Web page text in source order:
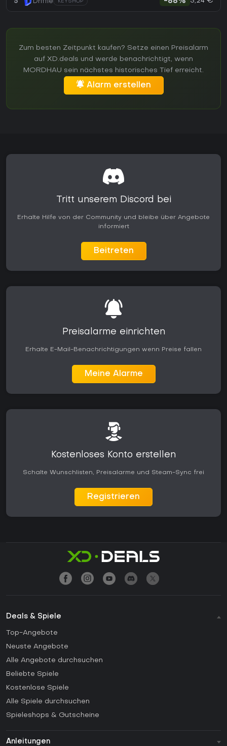
KEYSHOP -88%
Zum besten Zeitpunkt kaufen? Setze einen Preisalarm
auf XD.deals und werde benachrichtigt, wenn
MORDHAU sein nächstes historisches Tief erreicht.
Alarm erstellen
Tritt unserem Discord bei
Erhalte Hilfe von der Community und bleibe über Angebote
informiert
Beitreten
Preisalarme einrichten
Erhalte E-Mail-Benachrichtigungen wenn Preise fallen
Meine Alarme
Kostenloses Konto erstellen
Schalte Wunschlisten, Preisalarme und Steam-Sync frei
Registrieren
Deals & Spiele
Top-Angebote
Neuste Angebote
Alle Angebote durchsuchen
Beliebte Spiele
Kostenlose Spiele
Alle Spiele durchsuchen
Spieleshops & Gutscheine
Anleitungen